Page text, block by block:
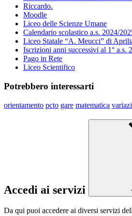
Riccardo.
Moodle
Liceo delle Scienze Umane
Calendario scolastico a.s. 2024/
Liceo Statale “A. Meucci” di
Iscrizioni anni successivi al 1° a.s.
Pago in Rete
Liceo Scientifico
Potrebbero interessarti
orientamento pcto gare matematica
Accedi ai servizi
Da qui puoi accedere ai diversi servizi